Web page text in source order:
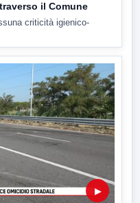
il Comune
criticità igienico-
▶